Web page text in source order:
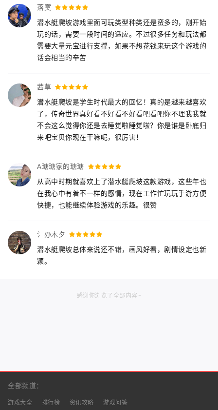
落寞
潜水艇爬坡游戏里面可玩类型种类还是蛮多的，刚开始
玩的话，需要一段时间的适应。不过很多任务和玩法都
需要大量元宝进行支撑，如果不想花钱来玩这个游戏的
话会相当的辛苦
茜草
潜水艇爬坡是学生时代最大的回忆！真的是越来越喜欢
了，传奇世界真好看不好看不好看吧看吧你不理我我就
不会这么觉得你还是去睡觉啦睡觉啦？你是谁是卧底归
来吧宝贝你现在干嘛呢，很厉害！
A瑭瑭家的瑭瑭
从高中时期就喜欢上了潜水艇爬坡这款游戏，这些年也
在我心中有着不一样的感情，现在工作忙玩玩手游方便
快捷，也能继续体验游戏的乐趣。很赞
氵刅木夕
潜水艇爬坡总体来说还不错，画风好看，剧情设定也新
颖。
感谢你浏览了全部内容~
全部频道：
游戏大全 排行榜 资讯攻略 游戏问答